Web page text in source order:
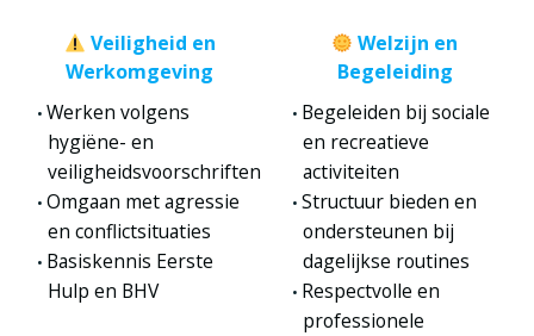
Veiligheid en
Werkomgeving
Werken volgens
hygiëne- en
veiligheidsvoorschriften
Omgaan met agressie
en conflictsituaties
Basiskennis Eerste
Hulp en BHV
Welzijn en
Begeleiding
Begeleiden bij sociale
en recreatieve
activiteiten
Structuur bieden en
ondersteunen bij
dagelijkse routines
Respectvolle en
professionele